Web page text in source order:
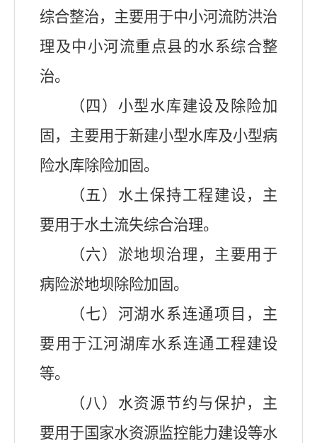
综合整治，主要用于中小河流防洪治
理及中小河流重点县的水系综合整
治。
（四）小型水库建设及除险加
固，主要用于新建小型水库及小型病
险水库除险加固。
（五）水土保持工程建设，主
要用于水土流失综合治理。
（六） 淤地坝 治理，主要用于
病险淤地坝除险加固。
（七）河湖水系连通项目，主
要用于江河湖库水系连通工程建设
等。
（八）水资源节约与保护，主
要用于国家水资源监控能力建设等水